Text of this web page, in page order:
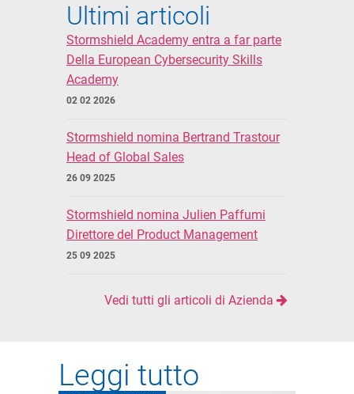
Ultimi articoli
Stormshield Academy entra a far parte
Della European Cybersecurity Skills
Academy
02 02 2026
Stormshield nomina Bertrand Trastour
Head of Global Sales
26 09 2025
Stormshield nomina Julien Paffumi
Direttore del Product Management
25 09 2025
Vedi tutti gli articoli di Azienda
Leggi tutto